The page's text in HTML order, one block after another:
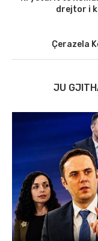
drejtor i
Çerazela
JU